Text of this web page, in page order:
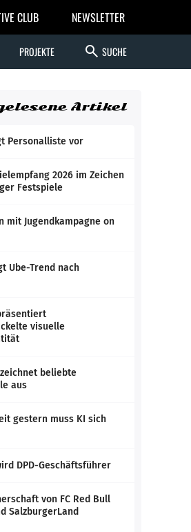
CLUB NEWSLETTER
PROJEKTE search SUCHE
Artikel
Personalliste vor
2026 im Zeichen
Festspiele
mit Jugendkampagne on
Ube-Trend nach
visuelle
beliebte
aus
gestern muss KI sich
DPD-Geschäftsführer
von FC Red Bull
SalzburgerLand